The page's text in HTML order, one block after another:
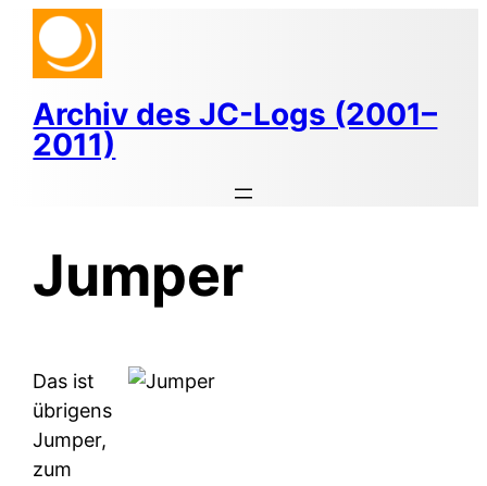
Zum
Inhalt
springen
Archiv des JC-Logs (2001–
2011)
Jumper
Das ist
übrigens
Jumper,
zum